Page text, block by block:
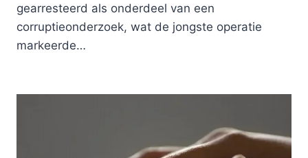
gearresteerd als onderdeel van een
corruptieonderzoek, wat de jongste operatie
markeerde…